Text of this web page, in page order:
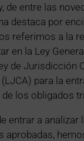
de entre las
destaca por
referimos a la
en la Ley
de Jurisdicción
para la
los obligados
entrar a analizar
aprobadas,